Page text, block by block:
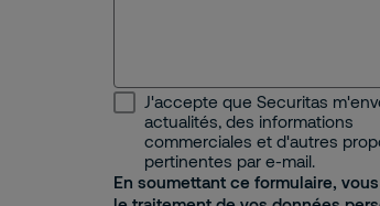
J'accepte que Securitas
actualités, des informations
commerciales et d'autres
pertinentes par e-mail.
En soumettant ce formulaire,